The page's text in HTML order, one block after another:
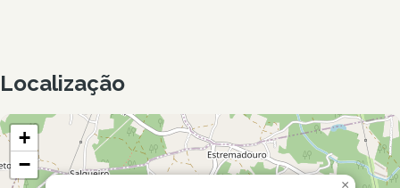
Localização
+
−